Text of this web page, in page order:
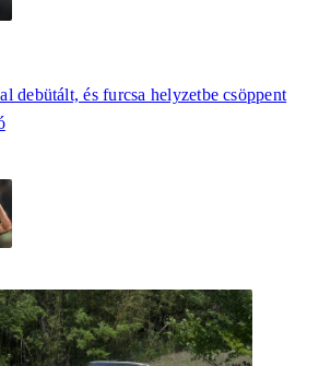
debütált, és furcsa helyzetbe csöppent